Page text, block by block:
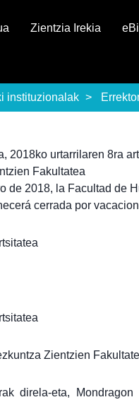
Zientzia Irekia
instituzionalak
2018ko urtarrilaren 8ra
Fakultatea
de 2018, la Facultad de
cerrada por
Zientzien
direla-eta,